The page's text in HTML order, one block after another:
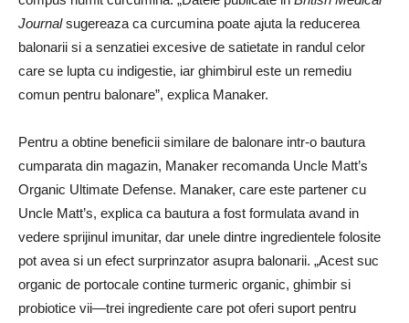
Journalsugereaza ca curcumina poate ajuta la reducerea
balonarii si a senzatiei excesive de satietate in randul celor
care se lupta cu indigestie, iar ghimbirul este un remediu
comun pentru balonare”, explica Manaker.
Pentru a obtine beneficii similare de balonare intr-o bautura
cumparata din magazin, Manaker recomanda Uncle Matt’s
Organic Ultimate Defense. Manaker, care este partener cu
Uncle Matt’s, explica ca bautura a fost formulata avand in
vedere sprijinul imunitar, dar unele dintre ingredientele folosite
pot avea si un efect surprinzator asupra balonarii. „Acest suc
organic de portocale contine turmeric organic, ghimbir si
probiotice vii—trei ingrediente care pot oferi suport pentru